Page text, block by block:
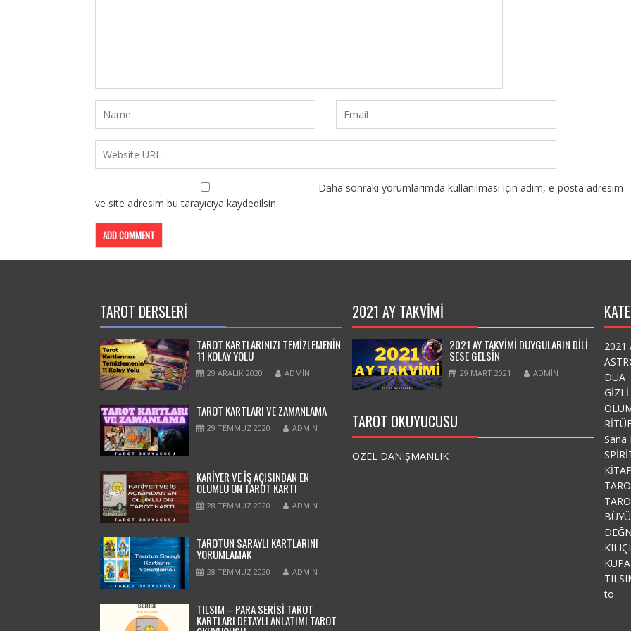
Daha sonraki yorumlarımda kullanılması için adım, e-posta adresim
ve site adresim bu tarayıcıya kaydedilsin.
TAROT DERSLERİ
TAROT KARTLARINIZI TEMIZLEMENIN
11 KOLAY YOLU
29 ARALIK 2020 ADMIN
TAROT KARTLARI VE ZAMANLAMA
29 TEMMUZ 2020 ADMIN
KARİYER VE İŞ AÇISINDAN EN
OLUMLU ON TAROT KARTI
28 TEMMUZ 2020 ADMIN
TAROTUN SARAYLI KARTLARINI
YORUMLAMAK
28 TEMMUZ 2020 ADMIN
TILSIM – PARA SERİSİ TAROT
KARTLARI DETAYLI ANLATIMI TAROT
2021 AY TAKVİMİ
2021 AY TAKVİMİ DUYGULARIN DİLİ
SESE GELSİN
29 MART 2021 ADMIN
TAROT OKUYUCUSU
ÖZEL DANIŞMANLIK
2021
DUA
Sana
to